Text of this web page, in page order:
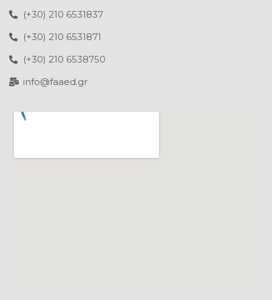
(+30) 210 6531837
(+30) 210 6531871
(+30) 210 6538750
info@faaed.gr